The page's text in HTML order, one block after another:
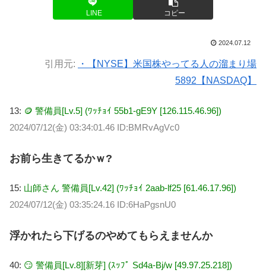
LINE コピー
2024.07.12
引用元:
・【NYSE】米国株やってる人の溜まり場
5892【NASDAQ】
13: 🪙 警備員[Lv.5] (ﾜｯﾁｮｲ 55b1-gE9Y [126.115.46.96])
2024/07/12(金) 03:34:01.46 ID:BMRvAgVc0
お前ら生きてるかｗ?
15: 山師さん 警備員[Lv.42] (ﾜｯﾁｮｲ 2aab-lf25 [61.46.17.96])
2024/07/12(金) 03:35:24.16 ID:6HaPgsnU0
浮かれたら下げるのやめてもらえませんか
40: 😏 警備員[Lv.8][新芽] (ｽｯﾌﾟ Sd4a-Bj/w [49.97.25.218])